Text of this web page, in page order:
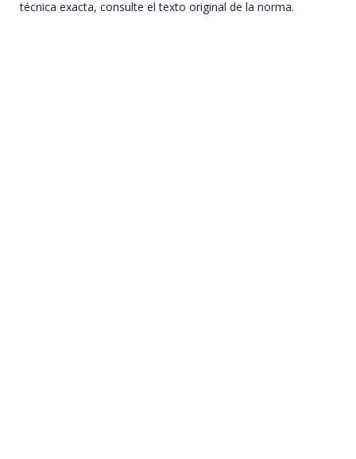
técnica exacta, consulte el texto original de la norma.